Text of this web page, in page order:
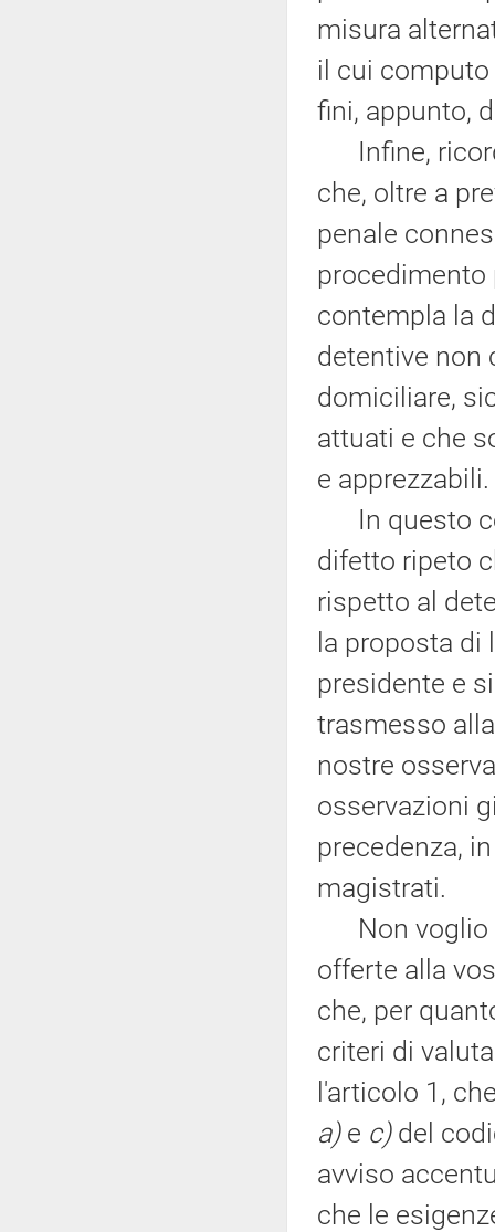
misura
il cui
fini, appunto,
Infine,
che, oltre a
penale
procedimento
contempla la
detentive non
domiciliare,
attuati e che
e apprezzabili.
In questo
difetto ripeto
rispetto al
la proposta di
presidente e
trasmesso
nostre
osservazioni
precedenza,
magistrati.
Non voglio
offerte alla
che, per
criteri di
l'articolo 1,
a)e c)del
avviso
che le